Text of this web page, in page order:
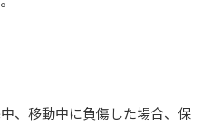
、移動中に負傷した場合、保